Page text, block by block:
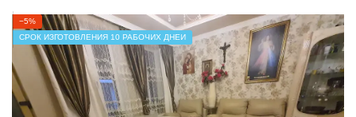
−5%
СРОК ИЗГОТОВЛЕНИЯ 10 РАБОЧИХ ДНЕЙ